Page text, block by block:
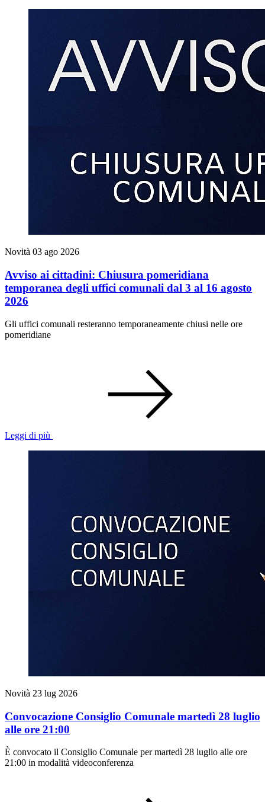
Novità 03 ago 2026
Avviso ai cittadini: Chiusura pomeridiana
temporanea degli uffici comunali dal 3 al 16 agosto
2026
Gli uffici comunali resteranno temporaneamente chiusi nelle ore
pomeridiane
Leggi di più
Novità 23 lug 2026
Convocazione Consiglio Comunale martedì 28 luglio
alle ore 21:00
È convocato il Consiglio Comunale per martedì 28 luglio alle ore
21:00 in modalità videoconferenza